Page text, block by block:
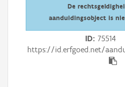
Downloads
De
aanduidingsobject is
ID 75514
https://id.erfgoed.net/